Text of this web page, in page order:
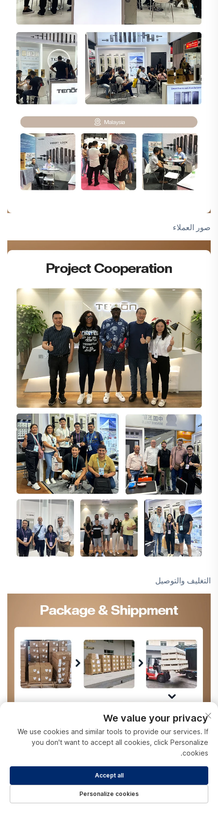
صور العملاء
التغليف والتوصيل
We value your privacy
We use cookies and similar tools to provide our services. If
you don't want to accept all cookies, click Personalize
cookies.
Personalize cookies
Accept all